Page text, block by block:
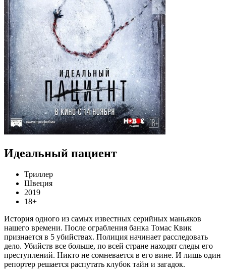
Идеальный пациент
Триллер
Швеция
2019
18+
История одного из самых известных серийных маньяков
нашего времени. После ограбления банка Томас Квик
признается в 5 убийствах. Полиция начинает расследовать
дело. Убийств все больше, по всей стране находят следы его
преступлений. Никто не сомневается в его вине. И лишь один
репортер решается распутать клубок тайн и загадок.